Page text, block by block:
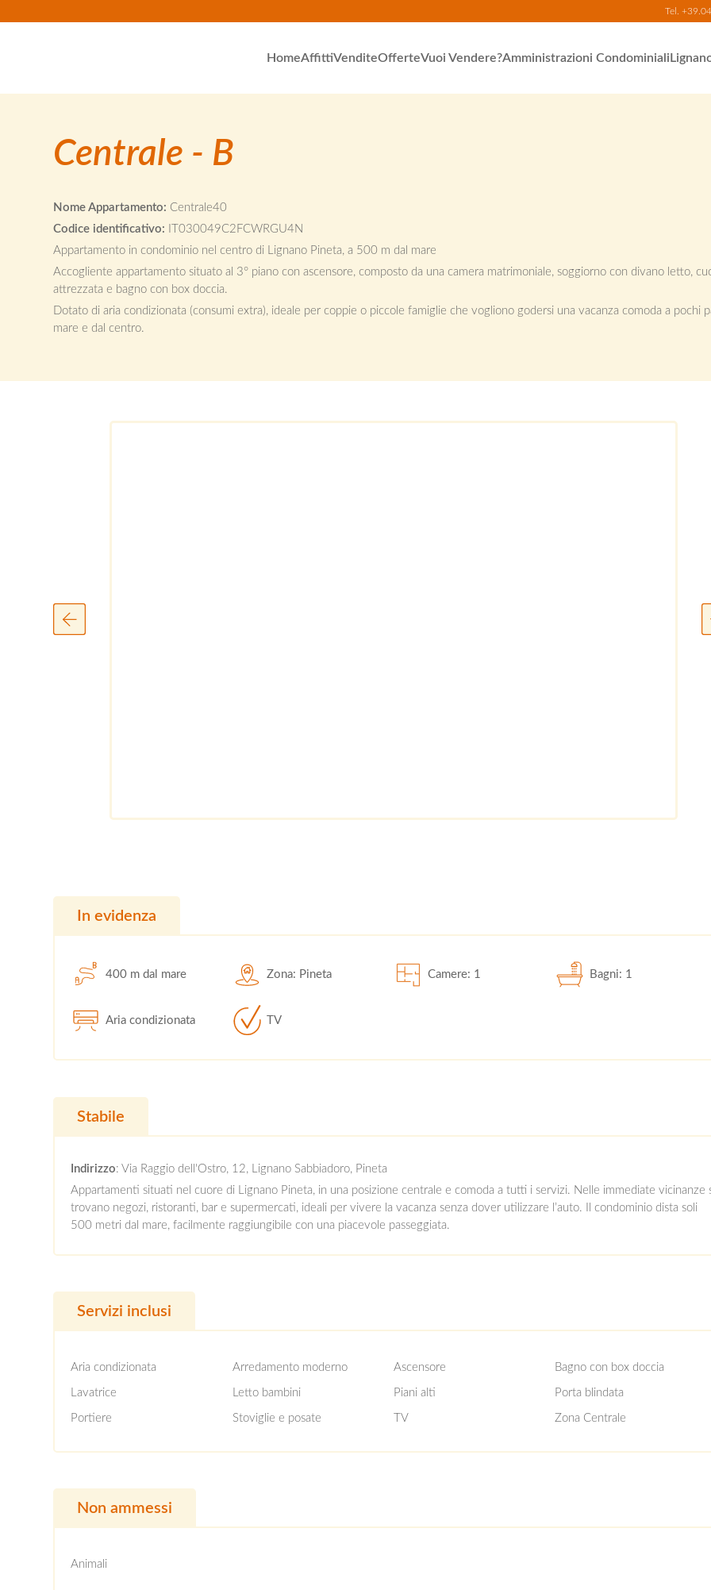
Tel.
HomeAffittiVenditeOfferteVuoi Vendere?Amministrazioni Condominiali
Centrale - B
Nome Appartamento: Centrale40
Codice identificativo: IT030049C2FCWRGU4N
Appartamento in condominio nel centro di Lignano Pineta, a 500 m dal mare
Accogliente appartamento situato al 3° piano con ascensore, composto da una camera matrimoniale, soggiorno con divano letto,
attrezzata e bagno con box doccia.
Dotato di aria condizionata (consumi extra), ideale per coppie o piccole famiglie che vogliono godersi una vacanza comoda a pochi
mare e dal centro.
In evidenza
400 m dal mare Zona: Pineta Camere: 1 Bagni: 1
Aria condizionata TV
Stabile
Indirizzo: Via Raggio dell'Ostro, 12, Lignano Sabbiadoro, Pineta
Appartamenti situati nel cuore di Lignano Pineta, in una posizione centrale e comoda a tutti i servizi. Nelle immediate vicinanze
trovano negozi, ristoranti, bar e supermercati, ideali per vivere la vacanza senza dover utilizzare l’auto. Il condominio dista soli
500 metri dal mare, facilmente raggiungibile con una piacevole passeggiata.
Servizi inclusi
Aria condizionata Arredamento moderno Ascensore Bagno con box doccia
Lavatrice Letto bambini Piani alti Porta blindata
Portiere Stoviglie e posate TV Zona Centrale
Non ammessi
Animali